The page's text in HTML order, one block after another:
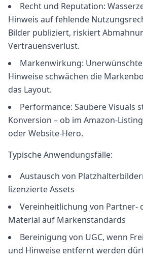
Recht und Reputation:
Hinweis auf fehlende
Bilder publiziert, riskiert
Vertrauensverlust.
Markenwirkung:
Hinweise schwächen die
das Layout.
Performance: Saubere Visuals
Konversion – ob im Amazon-
oder Website-Hero.
Typische Anwendungsfälle:
Austausch von
lizenzierte Assets
Vereinheitlichung von Partner-
Material auf Markenstandards
Bereinigung von UGC, wenn
und Hinweise entfernt werden